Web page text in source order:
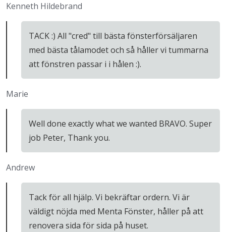
Kenneth Hildebrand
TACK :) All "cred" till bästa fönsterförsäljaren
med bästa tålamodet och så håller vi tummarna
att fönstren passar i i hålen :).
Marie
Well done exactly what we wanted BRAVO. Super
job Peter, Thank you.
Andrew
Tack för all hjälp. Vi bekräftar ordern. Vi är
väldigt nöjda med Menta Fönster, håller på att
renovera sida för sida på huset.